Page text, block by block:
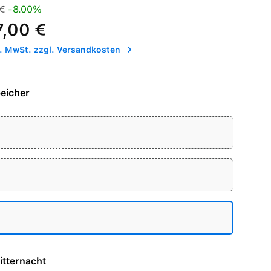
-8.00%
€
MwSt. zzgl. Versandkosten
- Mitternacht